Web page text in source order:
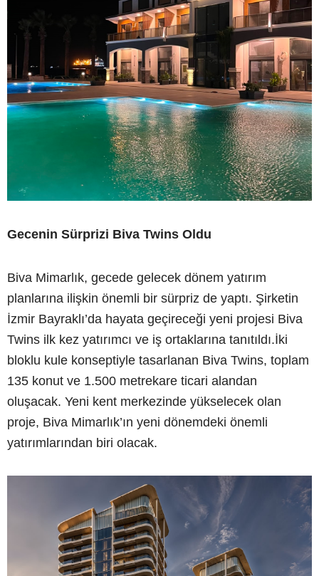
Gecenin Sürprizi Biva Twins Oldu
Biva Mimarlık, gecede gelecek dönem yatırım
planlarına ilişkin önemli bir sürpriz de yaptı. Şirketin
İzmir Bayraklı’da hayata geçireceği yeni projesi Biva
Twins ilk kez yatırımcı ve iş ortaklarına tanıtıldı.İki
bloklu kule konseptiyle tasarlanan Biva Twins, toplam
135 konut ve 1.500 metrekare ticari alandan
oluşacak. Yeni kent merkezinde yükselecek olan
proje, Biva Mimarlık’ın yeni dönemdeki önemli
yatırımlarından biri olacak.